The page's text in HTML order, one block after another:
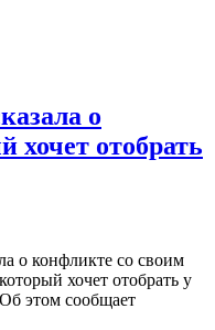
о
отобрать
о конфликте со своим
хочет отобрать у
этом сообщает